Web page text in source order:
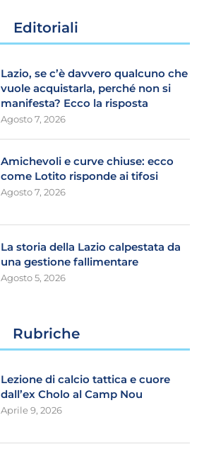
Editoriali
Lazio, se c’è davvero qualcuno che
vuole acquistarla, perché non si
manifesta? Ecco la risposta
Agosto 7, 2026
Amichevoli e curve chiuse: ecco
come Lotito risponde ai tifosi
Agosto 7, 2026
La storia della Lazio calpestata da
una gestione fallimentare
Agosto 5, 2026
Rubriche
Lezione di calcio tattica e cuore
dall’ex Cholo al Camp Nou
Aprile 9, 2026